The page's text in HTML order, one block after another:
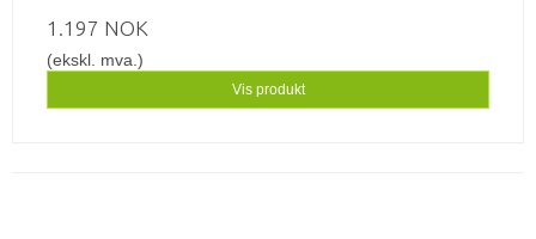
1.197 NOK
(ekskl. mva.)
Vis produkt